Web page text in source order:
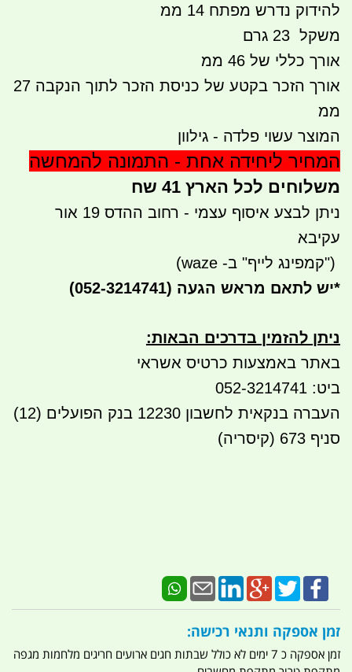
להידוק נדרש מפתח 14 ממ
משקל 23 גרם
אורך כללי של 46 ממ
אורך הזכר בקטע של כניסת הזכר לתוך הנקבה 27
ממ
המוצר עשוי פלדה - גילוון
המחיר ליחידה אחת - התמונה להמחשה
משלוחים לכל הארץ 41 שח
ניתן לבצע איסוף עצמי - רחוב ההדס 19 אור
עקיבא
")קמפינג לייף" ב- waze)
*יש לתאם מראש הגעה (052-3214741)
ניתן להזמין בדרכים הבאות:
באתר באמצעות כרטיס אשראי
ביט: 052-3214741
העברה בנקאית לחשבון 12230 בנק הפועלים (12)
סניף 673 (קיסריה)
זמן אספקה ותנאי רכישה:
זמן אספקה כ 7 ימים לא כולל שבתות חגים ארועים חריגים מלחמות מגפה